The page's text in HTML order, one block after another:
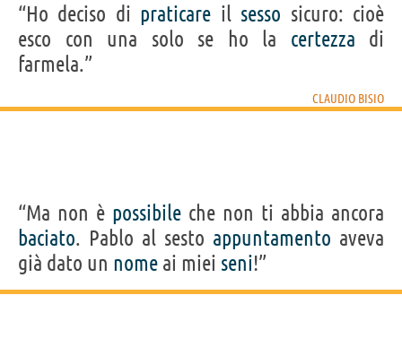
“Ho deciso di praticare il sesso sicuro: cioè
esco con una solo se ho la certezza di
farmela.”
CLAUDIO BISIO
“Ma non è possibile che non ti abbia ancora
baciato. Pablo al sesto appuntamento aveva
già dato un nome ai miei seni!”